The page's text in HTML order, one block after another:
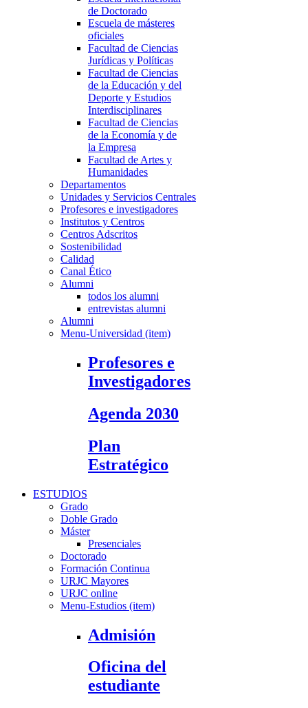
de Doctorado
Escuela de másteres
oficiales
Facultad de Ciencias
Jurídicas y Políticas
Facultad de Ciencias
de la Educación y del
Deporte y Estudios
Interdisciplinares
Facultad de Ciencias
de la Economía y de
la Empresa
Facultad de Artes y
Humanidades
Departamentos
Unidades y Servicios Centrales
Profesores e investigadores
Institutos y Centros
Centros Adscritos
Sostenibilidad
Calidad
Canal Ético
Alumni
todos los alumni
entrevistas alumni
Alumni
Menu-Universidad (item)
Profesores e
Investigadores
Agenda 2030
Plan
Estratégico
ESTUDIOS
Grado
Doble Grado
Máster
Presenciales
Doctorado
Formación Continua
URJC Mayores
URJC online
Menu-Estudios (item)
Admisión
Oficina del
estudiante